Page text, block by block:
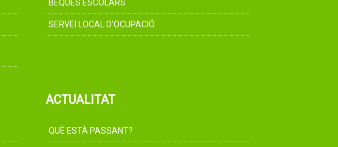
BEQUES ESCOLARS
SERVEI LOCAL D'OCUPACIÓ
ACTUALITAT
QUÈ ESTÀ PASSANT?